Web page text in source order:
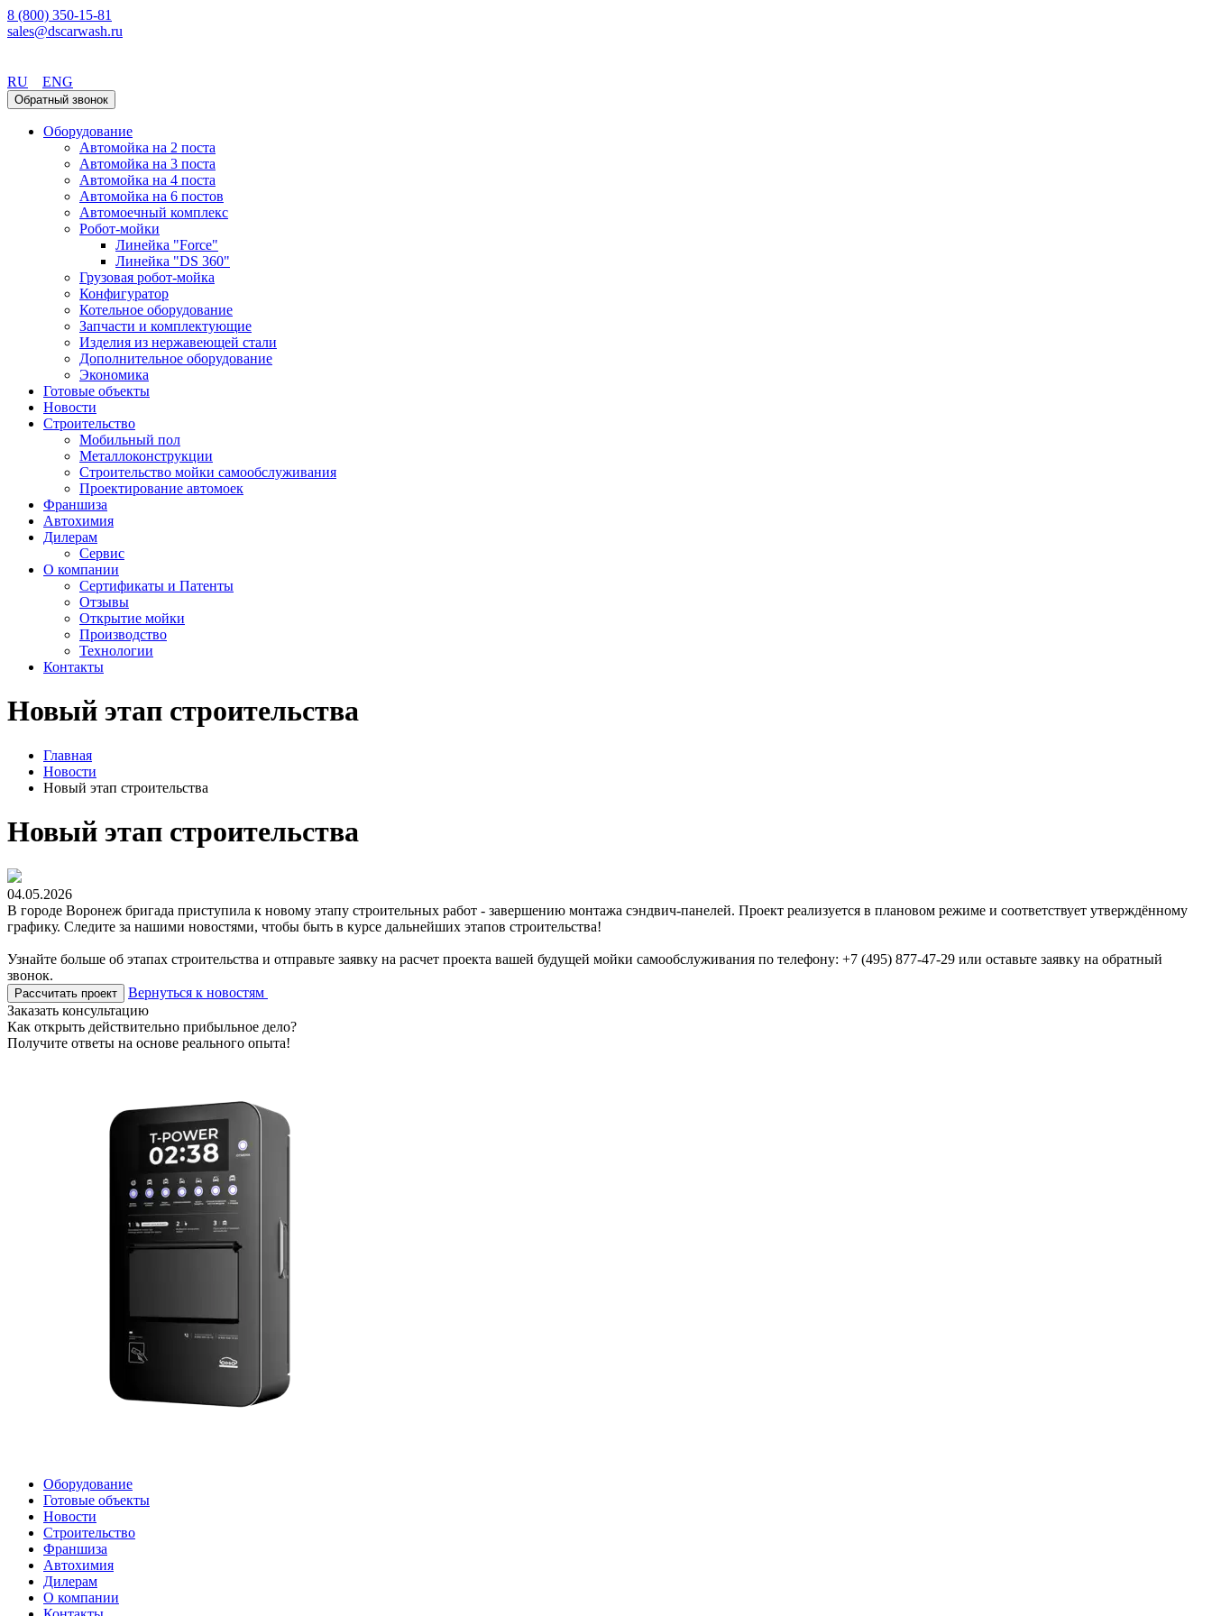
8 (800) 350-15-81
sales@dscarwash.ru
RU
ENG
Обратный звонок
Оборудование
Автомойка на 2 поста
Автомойка на 3 поста
Автомойка на 4 поста
Автомойка на 6 постов
Автомоечный комплекс
Робот-мойки
Линейка "Force"
Линейка "DS 360"
Грузовая робот-мойка
Конфигуратор
Котельное оборудование
Запчасти и комплектующие
Изделия из нержавеющей стали
Дополнительное оборудование
Экономика
Готовые объекты
Новости
Строительство
Мобильный пол
Металлоконструкции
Строительство мойки самообслуживания
Проектирование автомоек
Франшиза
Автохимия
Дилерам
Сервис
О компании
Сертификаты и Патенты
Отзывы
Открытие мойки
Производство
Технологии
Контакты
Новый этап строительства
Главная
Новости
Новый этап строительства
Новый этап строительства
04.05.2026
В городе Воронеж бригада приступила к новому этапу строительных работ - завершению монтажа сэндвич-панелей. Проект реализуется в плановом режиме и соответствует утверждённому
графику. Следите за нашими новостями, чтобы быть в курсе дальнейших этапов строительства!
Узнайте больше об этапах строительства и отправьте заявку на расчет проекта вашей будущей мойки самообслуживания по телефону: +7 (495) 877-47-29 или оставьте заявку на обратный
звонок.
Рассчитать проект
Вернуться к новостям
Заказать консультацию
Как открыть действительно прибыльное дело?
Получите ответы на основе реального опыта!
Оборудование
Готовые объекты
Новости
Строительство
Франшиза
Автохимия
Дилерам
О компании